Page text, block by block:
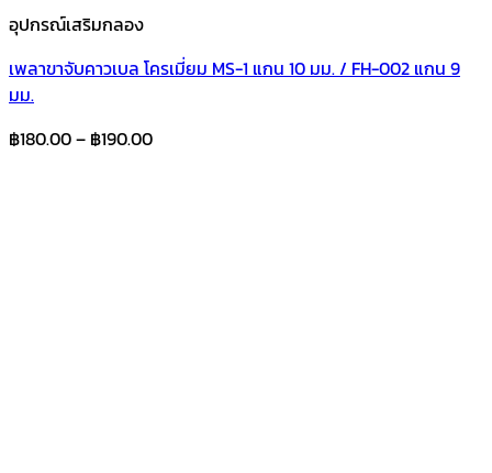
อุปกรณ์เสริมกลอง
เพลาขาจับคาวเบล โครเมี่ยม MS-1 แกน 10 มม. / FH-002 แกน 9
มม.
฿180.00– ฿190.00Price